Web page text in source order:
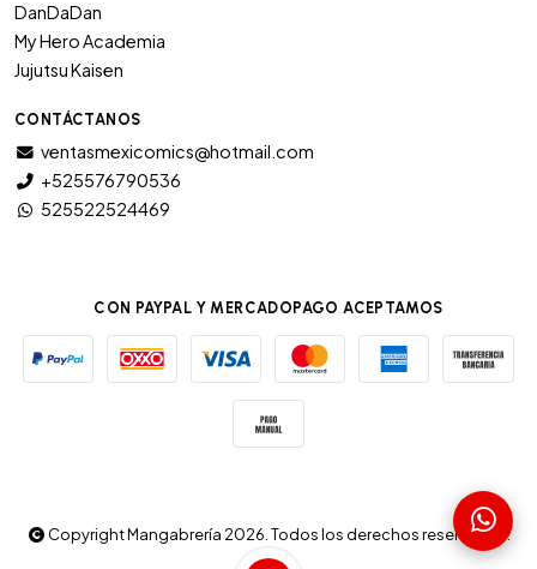
DanDaDan
My Hero Academia
Jujutsu Kaisen
CONTÁCTANOS
ventasmexicomics@hotmail.com
+525576790536
525522524469
CON PAYPAL Y MERCADOPAGO ACEPTAMOS
Copyright Mangabrería 2026. Todos los derechos reservados.